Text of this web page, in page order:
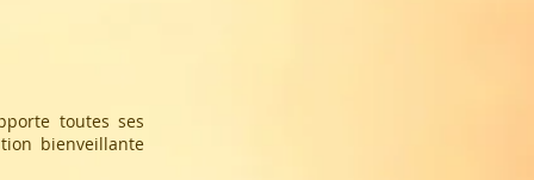
toutes ses
bienveillante